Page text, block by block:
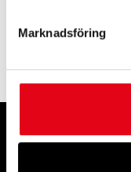
Marknadsföring
1 111,20krexkl. moms
Allmänna villkor – konsument
Allmänna villkor – näringsidkare